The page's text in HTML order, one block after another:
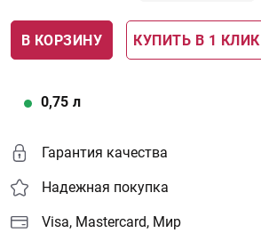
В КОРЗИНУ КУПИТЬ В 1 КЛИК
0,75 л
Гарантия качества
Надежная покупка
Visa, Mastercard, Мир